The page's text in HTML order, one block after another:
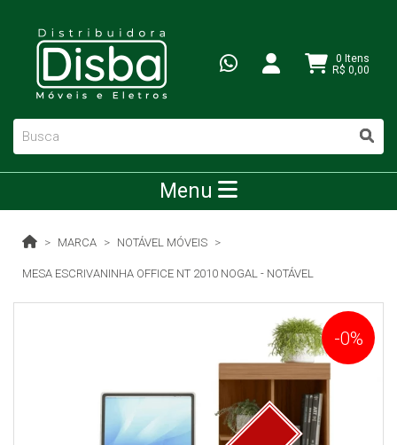
0 Itens
R$ 0,00
Menu
MARCA NOTÁVEL MÓVEIS
MESA ESCRIVANINHA OFFICE NT 2010 NOGAL - NOTÁVEL
-0%